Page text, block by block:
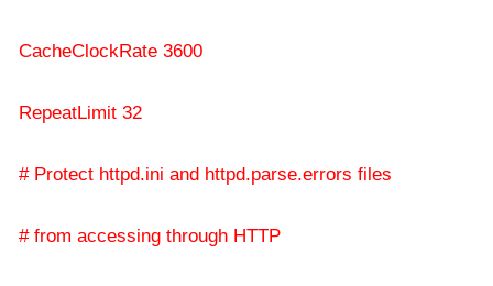
CacheClockRate 3600
RepeatLimit 32
# Protect httpd.ini and httpd.parse.errors files
# from accessing through HTTP